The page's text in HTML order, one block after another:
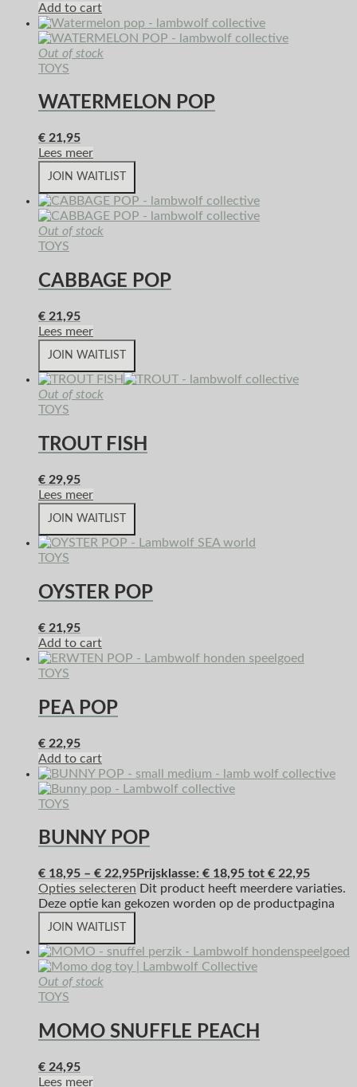
Add to cart
Out of stock
TOYS
WATERMELON POP
€ 21,95
Lees meer
JOIN WAITLIST
Out of stock
TOYS
CABBAGE POP
€ 21,95
Lees meer
JOIN WAITLIST
Out of stock
TOYS
TROUT FISH
€ 29,95
Lees meer
JOIN WAITLIST
TOYS
OYSTER POP
€ 21,95
Add to cart
TOYS
PEA POP
€ 22,95
Add to cart
TOYS
BUNNY POP
€ 18,95 – € 22,95Prijsklasse: € 18,95 tot € 22,95
Opties selecteren Dit product heeft meerdere variaties.
Deze optie kan gekozen worden op de productpagina
JOIN WAITLIST
Out of stock
TOYS
MOMO SNUFFLE PEACH
€ 24,95
Lees meer